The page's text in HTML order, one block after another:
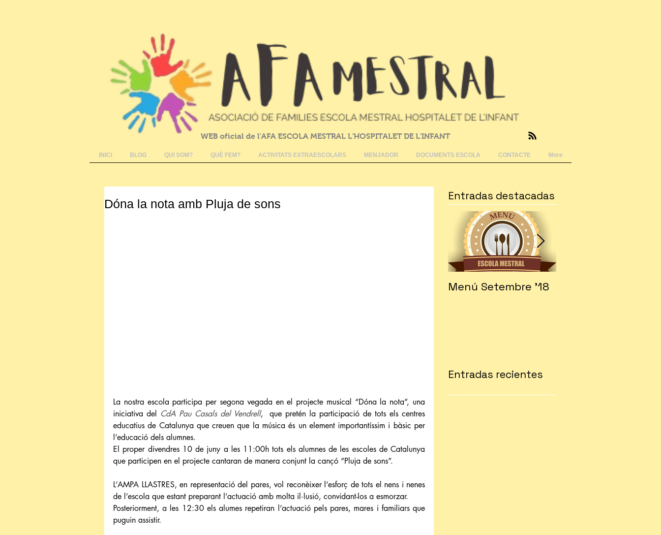
WEB oficial de l'AFA ESCOLA MESTRAL L'HOSPITALET DE L'INFANT
INICI BLOG QUI SOM? QUÈ FEM? ACTIVITATS EXTRAESCOLARS MENJADOR DOCUMENTS ESCOLA CONTACTE More
Dóna la nota amb Pluja de sons
La nostra escola participa per segona vegada en el projecte musical “Dóna la nota”, una
iniciativa del CdA Pau Casals del Vendrell,  que pretén la participació de tots els centres
educatius de Catalunya que creuen que la música és un element importantíssim i bàsic per
l’educació dels alumnes.
El proper divendres 10 de juny a les 11:00h tots els alumnes de les escoles de Catalunya
que participen en el projecte cantaran de manera conjunt la cançó “Pluja de sons”.
L’AMPA LLASTRES, en representació del pares, vol reconèixer l’esforç de tots el nens i nenes
de l’escola que estant preparant l’actuació amb molta il·lusió, convidant-los a esmorzar.
Posteriorment, a les 12:30 els alumes repetiran l’actuació pels pares, mares i familiars que
puguin assistir.
Entradas destacadas
Menú Setembre '18
Entradas recientes